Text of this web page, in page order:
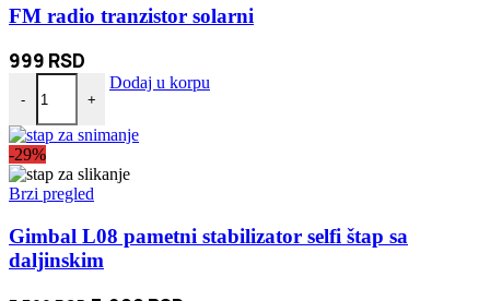
FM radio tranzistor solarni
999 RSD
-
FM radio tranzistor solarni količina
+
Dodaj u korpu
-29%
Brzi pregled
Gimbal L08 pametni stabilizator selfi štap sa
daljinskim